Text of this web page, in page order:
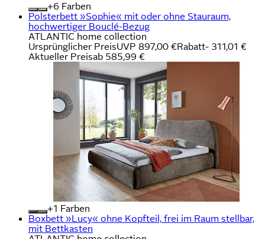
+
Farben
Polsterbett »Sophie« mit oder ohne Stauraum,
hochwertiger Bouclé-Bezug
ATLANTIC home collection
Ursprünglicher PreisUVP 897,00 €Rabatt- 311,01 €
Aktueller Preisab 585,99 €
+
Farben
Boxbett »Lucy« ohne Kopfteil, frei im Raum stellbar,
mit Bettkasten